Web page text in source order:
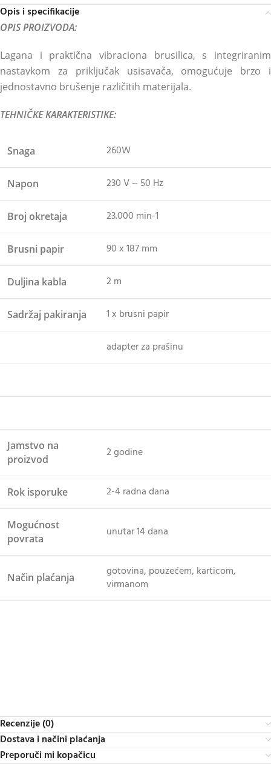
Opis i specifikacije
OPIS PROIZVODA:
Lagana i praktična vibraciona brusilica, s integriranim
nastavkom za priključak usisavača, omogućuje brzo i
jednostavno brušenje različitih materijala.
TEHNIČKE KARAKTERISTIKE:
Snaga 260W
Napon 230 V ~ 50 Hz
Broj okretaja 23.000 min-1
Brusni papir 90 x 187 mm
Duljina kabla 2 m
Sadržaj pakiranja 1 x brusni papir
adapter za prašinu
Jamstvo na
proizvod
2 godine
Rok isporuke 2-4 radna dana
Mogućnost
povrata
unutar 14 dana
Način plaćanja
gotovina, pouzećem, karticom,
virmanom
Recenzije (0)
Dostava i načini plaćanja
Preporuči mi kopačicu